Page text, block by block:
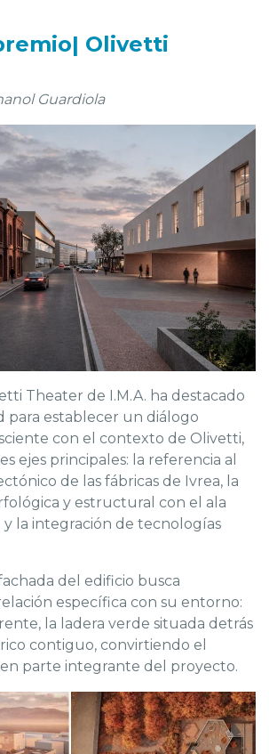
Olivetti
Guardiola
Theater de I.M.A. ha destacado
para establecer un diálogo
con el contexto de Olivetti,
ejes principales: la referencia al
de las fábricas de Ivrea, la
y estructural con el ala
y la integración de tecnologías
del edificio busca
específica con su entorno:
la ladera verde situada detrás
contiguo, convirtiendo el
parte integrante del proyecto.